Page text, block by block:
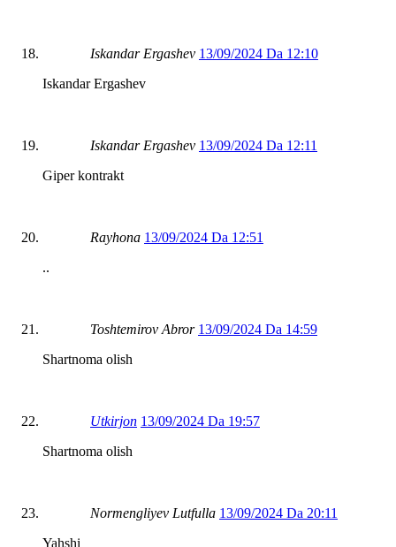
Iskandar Ergashev 13/09/2024 Da 12:10
Iskandar Ergashev
Iskandar Ergashev 13/09/2024 Da 12:11
Giper kontrakt
Rayhona 13/09/2024 Da 12:51
..
Toshtemirov Abror 13/09/2024 Da 14:59
Shartnoma olish
Utkirjon 13/09/2024 Da 19:57
Shartnoma olish
Normengliyev Lutfulla 13/09/2024 Da 20:11
Yahshi